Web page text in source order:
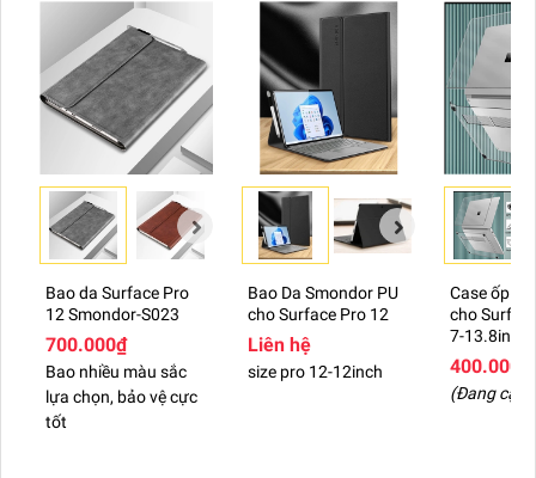
Bao da Surface Pro
12 Smondor-S023
700.000₫
Bao nhiều màu sắc
lựa chọn, bảo vệ cực
tốt
Bao Da Smondor PU
cho Surface Pro 12
Liên hệ
size pro 12-12inch
Case ốp
cho
7-13.8inch
400.000₫
(Đang cập